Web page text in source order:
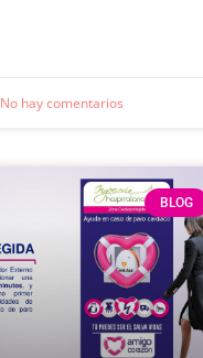
No hay comentarios
BLOG